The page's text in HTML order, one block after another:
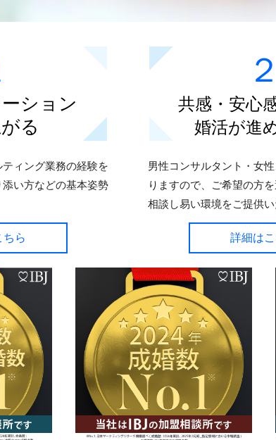
ション
る
ィング業務の経験を
い方などの基本姿勢
ちら
２
共感・安心
婚活が進
男性コンサルタント・女
りますので、ご希望の方
相談し易い環境をご提供い
詳細は